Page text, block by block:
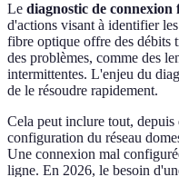
Le diagnostic de
d'actions visant à identifier
fibre optique offre des débits
des problèmes, comme des
intermittentes. L'enjeu du
de le résoudre rapidement.
Cela peut inclure tout, depuis
configuration du réseau
Une connexion mal
ligne. En 2026, le besoin